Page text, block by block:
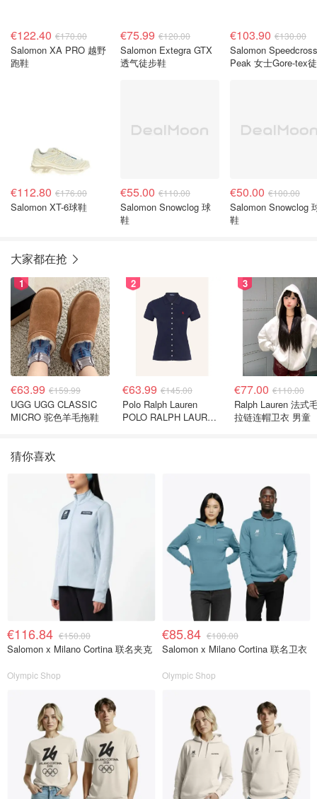
€122.40 €170.00
Salomon XA PRO 越野
跑鞋
€75.99 €120.00
Salomon Extegra GTX
透气徒步鞋
€103.90 €130.00
Salomon Speedcross
Peak 女士Gore-tex
€112.80 €176.00
Salomon XT-6球鞋
€55.00 €110.00
Salomon Snowclog 球
鞋
€50.00 €100.00
Salomon Snowclog
鞋
大家都在抢
1
€63.99 €159.99
UGG UGG CLASSIC
MICRO 驼色羊毛拖鞋
2
€63.99 €145.00
Polo Ralph Lauren
POLO RALPH LAUREN
3
€77.00 €110.00
Ralph Lauren 法式
拉链连帽卫衣 男童
猜你喜欢
€116.84 €150.00
Salomon x Milano Cortina 联名夹克
Olympic Shop
€85.84 €100.00
Salomon x Milano Cortina 联名卫衣
Olympic Shop